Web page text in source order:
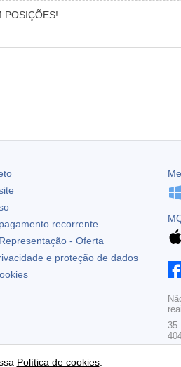
POSIÇÕES!
recorrente
- Oferta
e proteção de dados
35
Política de cookies.